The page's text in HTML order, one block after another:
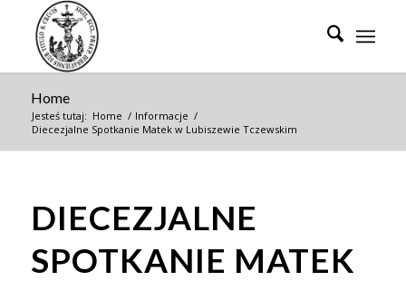
Home
Jesteś tutaj: Home / Informacje /
Diecezjalne Spotkanie Matek w Lubiszewie Tczewskim
DIECEZJALNE
SPOTKANIE MATEK